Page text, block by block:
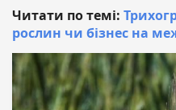
Читати по темі:
рослин чи бізнес на